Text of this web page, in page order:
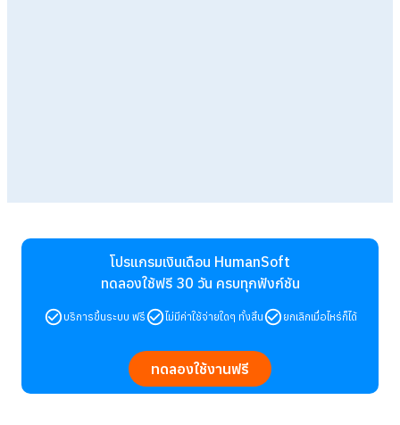
โปรแกรมเงินเดือน HumanSoft
ทดลองใช้ฟรี 30 วัน ครบทุกฟังก์ชัน
บริการขึ้นระบบ ฟรี ไม่มีค่าใช้จ่ายใดๆ ทั้งสิ้น ยกเลิกเมื่อไหร่ก็ได้
ทดลองใช้งานฟรี